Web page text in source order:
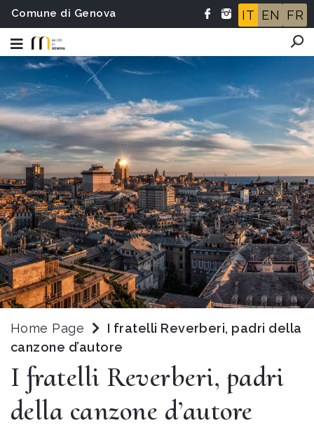
Comune di Genova IT EN FR
Home Page
I fratelli Reverberi, padri della
canzone d’autore
I fratelli Reverberi, padri
della canzone d’autore